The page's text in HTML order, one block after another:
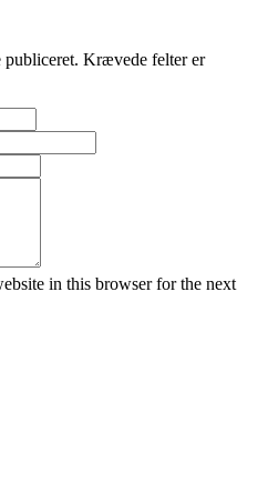
Krævede felter er
in this browser for the next